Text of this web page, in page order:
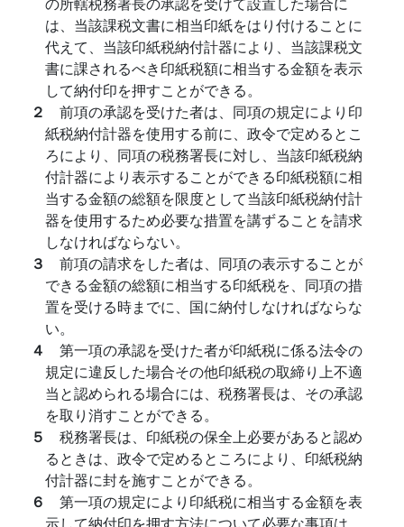
は、当該課税文書に相当印紙をはり付けることに
代えて、当該印紙税納付計器により、当該課税文
書に課されるべき印紙税額に相当する金額を表示
して納付印を押すことができる。
２ 前項の承認を受けた者は、同項の規定により印
紙税納付計器を使用する前に、政令で定めるとこ
ろにより、同項の税務署長に対し、当該印紙税納
付計器により表示することができる印紙税額に相
当する金額の総額を限度として当該印紙税納付計
器を使用するため必要な措置を講ずることを請求
しなければならない。
３ 前項の請求をした者は、同項の表示することが
できる金額の総額に相当する印紙税を、同項の措
置を受ける時までに、国に納付しなければならな
い。
４ 第一項の承認を受けた者が印紙税に係る法令の
規定に違反した場合その他印紙税の取締り上不適
当と認められる場合には、税務署長は、その承認
を取り消すことができる。
５ 税務署長は、印紙税の保全上必要があると認め
るときは、政令で定めるところにより、印紙税納
付計器に封を施すことができる。
６ 第一項の規定により印紙税に相当する金額を表